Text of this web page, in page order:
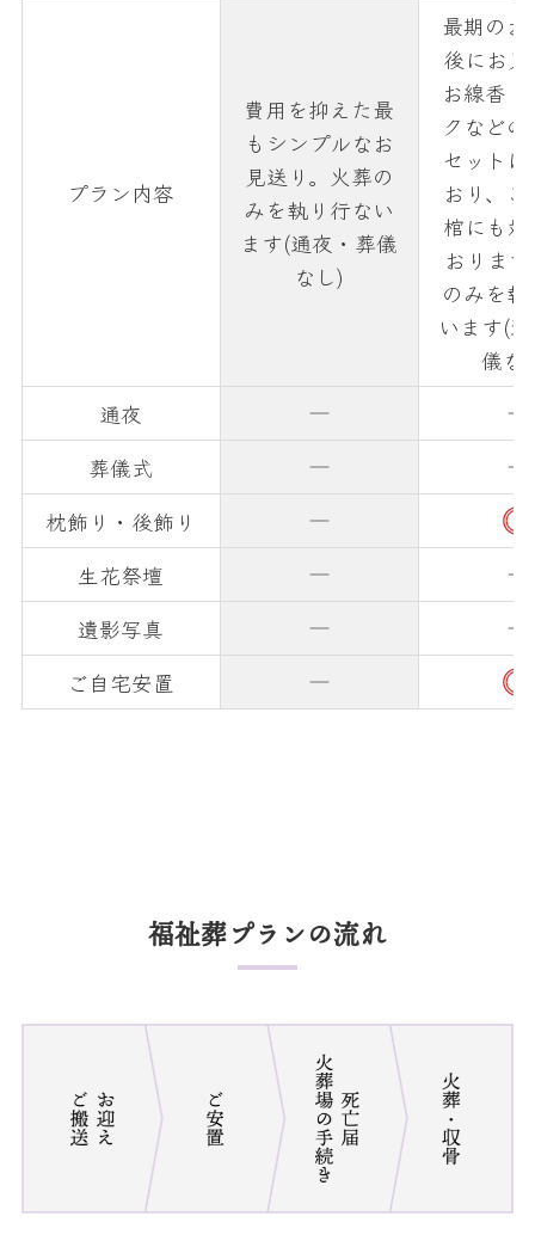
プラン内容
費用を抑えた最
もシンプルなお
見送り。火葬の
みを執り行ない
ます(通夜・葬儀
なし)
最期の
後にお
お線香
クなど
セット
おり、
棺にも
おりま
のみを
います(
儀な
通夜
葬儀式
枕飾り・後飾り
生花祭壇
遺影写真
ご自宅安置
福祉葬プランの流れ